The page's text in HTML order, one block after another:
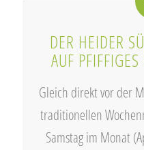
DER HEIDER
AUF
Gleich direkt vor der
traditionellen
Samstag im Monat